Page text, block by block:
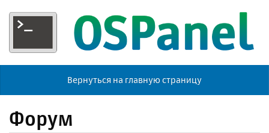
Вернуться на главную страницу
Форум